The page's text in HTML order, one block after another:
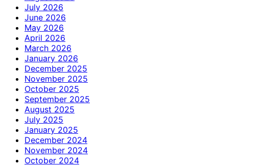
July 2026
June 2026
May 2026
April 2026
March 2026
January 2026
December 2025
November 2025
October 2025
September 2025
August 2025
July 2025
January 2025
December 2024
November 2024
October 2024